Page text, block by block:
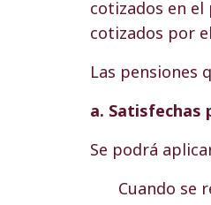
cotizados en
cotizados por
Las pensiones
a. Satisfechas
Se podrá
Cuando se